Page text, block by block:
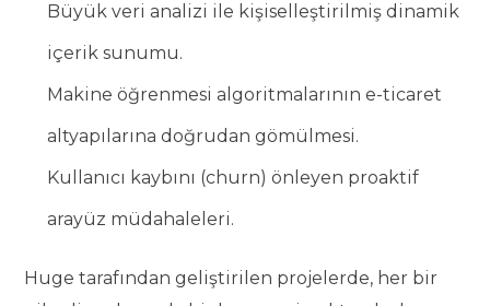
Büyük veri analizi ile kişiselleştirilmiş dinamik
içerik sunumu.
Makine öğrenmesi algoritmalarının e-ticaret
altyapılarına doğrudan gömülmesi.
Kullanıcı kaybını (churn) önleyen proaktif
arayüz müdahaleleri.
Huge tarafından geliştirilen projelerde, her bir